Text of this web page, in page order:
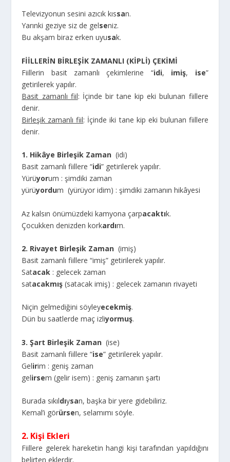
Televizyonun sesini azıcık kıssan.
Yarınki geziye siz de gelseniz.
Bu akşam biraz erken uyusak.
FİİLLERİN BİRLEŞİK ZAMANLI (KİPLİ) ÇEKİMİ
Fiillerin basit zamanlı çekimlerine “idi, imiş, ise”
getirilerek yapılır.
Basit zamanlı fiil: İçinde bir tane kip eki bulunan fiillere
denir.
Birleşik zamanlı fiil: İçinde iki tane kip eki bulunan fiillere
denir.
1. Hikâye Birleşik Zaman (idi)
Basit zamanlı fiillere “idi” getirilerek yapılır.
Yürüyorum : şimdiki zaman
yürüyordum (yürüyor idim) : şimdiki zamanın hikâyesi
Az kalsın önümüzdeki kamyona çarpacaktık.
Çocukken denizden korkardım.
2. Rivayet Birleşik Zaman (imiş)
Basit zamanlı fiillere “imiş” getirilerek yapılır.
Satacak : gelecek zaman
satacakmış (satacak imiş) : gelecek zamanın rivayeti
Niçin gelmediğini söyleyecekmiş.
Dün bu saatlerde maç izliyormuş.
3. Şart Birleşik Zaman (ise)
Basit zamanlı fiillere “ise” getirilerek yapılır.
Gelirim : geniş zaman
gelirsem (gelir isem) : geniş zamanın şartı
Burada sıkıldıysan, başka bir yere gidebiliriz.
Kemal’i görürsen, selamımı söyle.
2. Kişi Ekleri
Fiillere gelerek hareketin hangi kişi tarafından yapıldığını
belirten eklerdir.